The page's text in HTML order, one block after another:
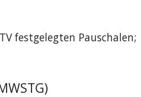
festgelegten Pauschalen;